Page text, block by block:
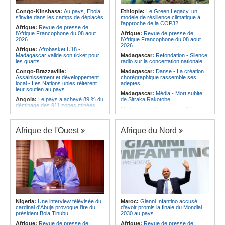
exploits - Les huit quarts de
finalistes de la CAN Féminine
TotalEnergies CAF Maroc 2026 sont
Afrique:CAN Féminine 2026 -
Priscille Kreto, la sérénité avant le
les services rendus à la Patrie
Angola:Le président de
l'Assemblée nationale en mission
d'évaluation de l'activité
parlementaire de Lunda-Sul
Congo-Kinshasa: Au pays, Ebola
s'invite dans les camps de déplacés
Afrique: Revue de presse de
l'Afrique Francophone du 08 aout
2026
Afrique: Afrobasket U18 -
Madagascar valide son ticket pour
les quarts
Congo-Brazzaville:
Assainissement et développement
local - Les Nations unies réitèrent
leur soutien au pays
Angola: Le pays a achevé 89 % du
déminage des 911 zones minées
Angola:Des élèves angolais
remportent plus de 50 médailles aux
Olympiades de mathématiques en
Angleterre
Angola:
Petro qualifié pour les
demi-finales du championnat
national féminin
Angola:Baisse des cas de
tuberculose au premier semestre
dans la province de Cunene
Angola:Le pétrole brut Brent
s'échange en territoire positif
Angola:La Centrale thermique de
Cabinda renforcée de 30 mégawatts
Ethiopie: Le Green Legacy, un
modèle de résilience climatique à
l'approche de la COP32
Afrique: Revue de presse de
l'Afrique Francophone du 08 aout
2026
Madagascar: Refondation - Silence
radio sur la concertation nationale
Madagascar: Danse - La création
chorégraphique rassemble ses
adeptes
Madagascar: Média - Mort subite
de Sitraka Rakotobe
Madagascar: Les reins solides
Madagascar:Vol à la tire - Un
en prison
Madagascar:Athlétisme - 100
mètres - Junior Tsiravay et Zo
Rakotonary co-champions
Madagascar:
Rakotondramiara, Président du
Rouge - « Aucun retour
d'investissement pour les petits
Agroalimentaire - Les
boissons locales conquièrent le
marché
Afrique de l'Ouest
Nigeria: Une interview télévisée du
cardinal d'Abuja provoque l'ire du
président Bola Tinubu
Afrique: Revue de presse de
Afrique du Nord
Maroc: Gianni Infantino accusé
d'avoir promis la finale du Mondial
2030 au pays
Afrique: Revue de presse de